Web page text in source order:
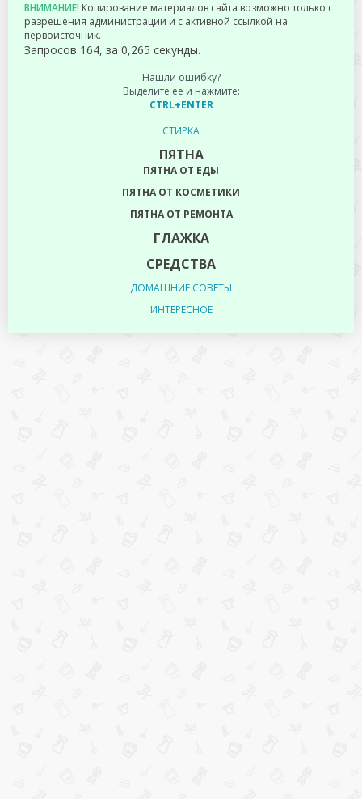
ВНИМАНИЕ! Копирование материалов сайта возможно только с
разрешения администрации и с активной ссылкой на
первоисточник.
Запросов 164, за 0,265 секунды.
Нашли ошибку?
Выделите ее и нажмите:
CTRL+ENTER
СТИРКА
ПЯТНА
ПЯТНА ОТ ЕДЫ
ПЯТНА ОТ КОСМЕТИКИ
ПЯТНА ОТ РЕМОНТА
ГЛАЖКА
СРЕДСТВА
ДОМАШНИЕ СОВЕТЫ
ИНТЕРЕСНОЕ